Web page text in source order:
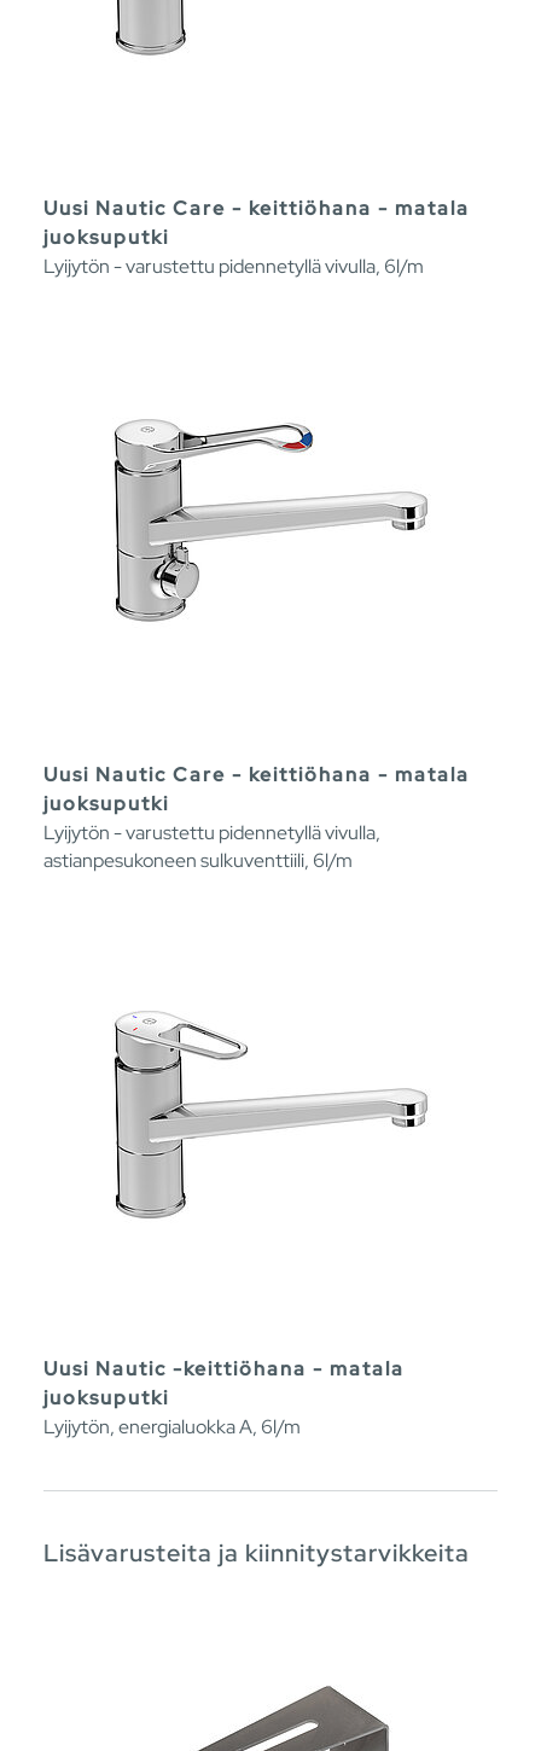
Uusi Nautic Care - keittiöhana - matala
juoksuputki
Lyijytön - varustettu pidennetyllä vivulla, 6l/m
Uusi Nautic Care - keittiöhana - matala
juoksuputki
Lyijytön - varustettu pidennetyllä vivulla,
astianpesukoneen sulkuventtiili, 6l/m
Uusi Nautic -keittiöhana - matala
juoksuputki
Lyijytön, energialuokka A, 6l/m
Lisävarusteita ja kiinnitystarvikkeita